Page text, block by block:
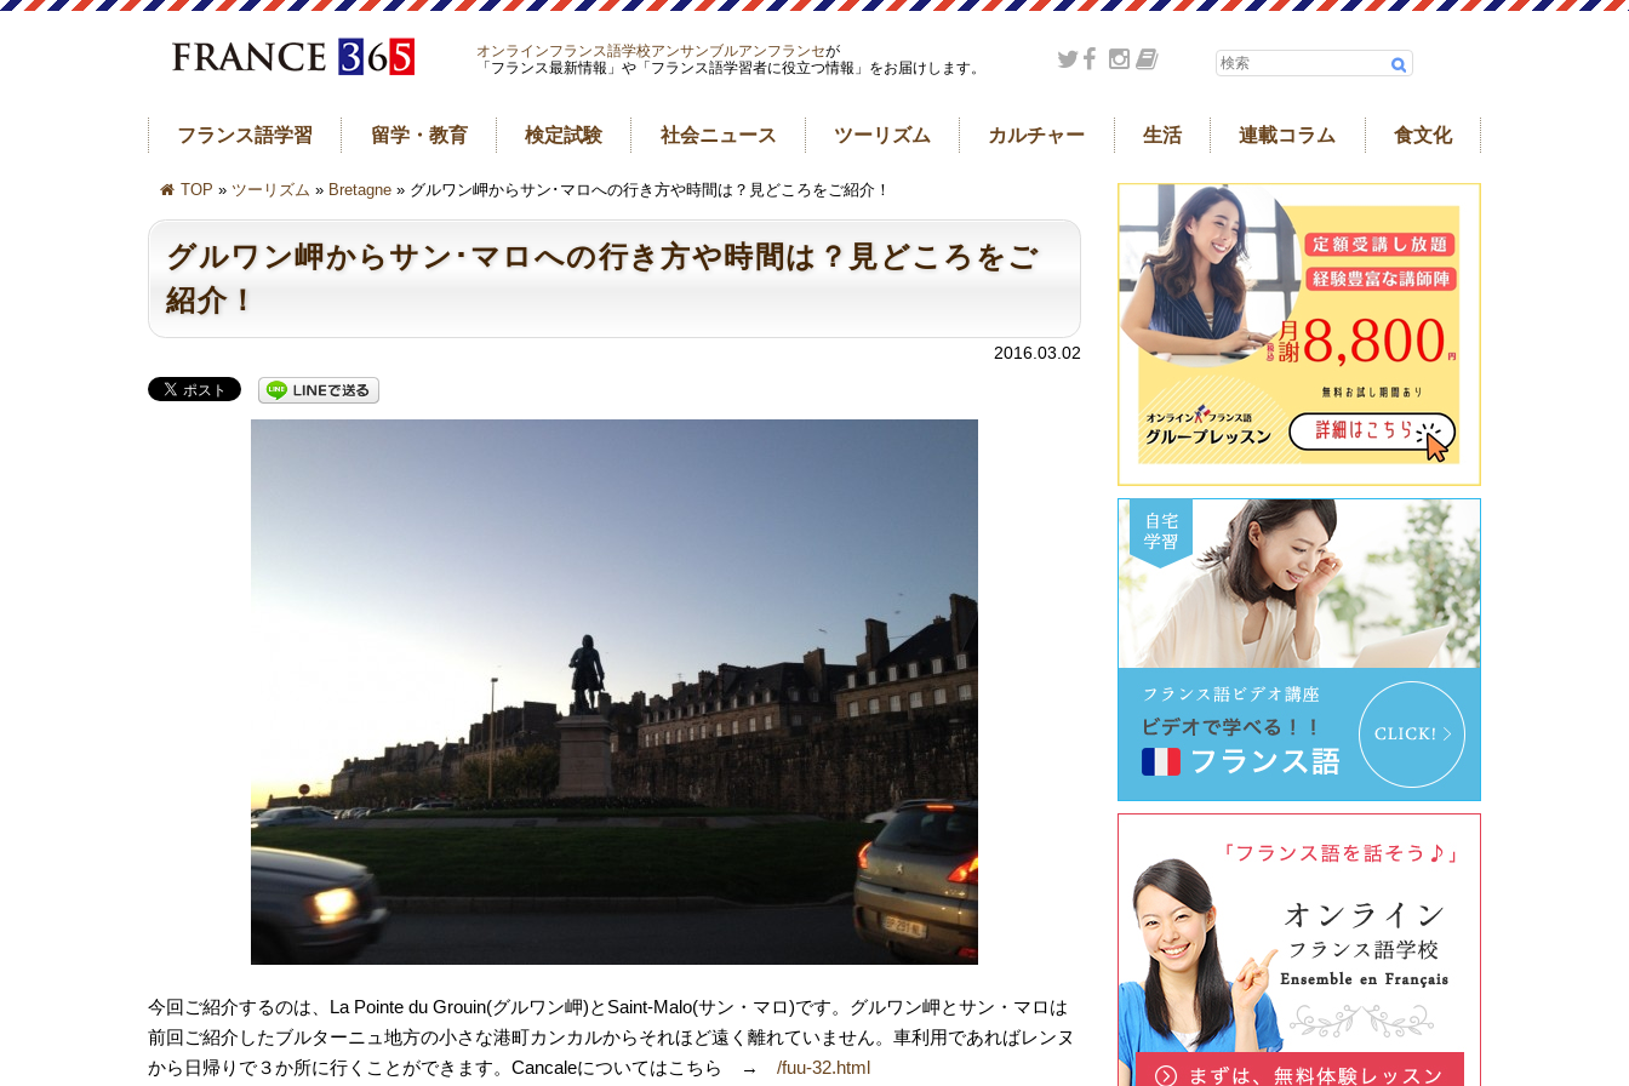
オンラインフランス語学校アンサンブルアンフランセが
「フランス最新情報」や「フランス語学習者に役立つ情報」をお届けします。
フランス語学習 留学・教育 検定試験 社会ニュース ツーリズム カルチャー 生活 連載コラム 食文化
TOP » ツーリズム » Bretagne » グルワン岬からサン･マロへの行き方や時間は？見どころをご紹介！
グルワン岬からサン･マロへの行き方や時間は？見どころをご
紹介！
2016.03.02
今回ご紹介するのは、La Pointe du Grouin(グルワン岬)とSaint-Malo(サン・マロ)です。グルワン岬とサン・マロは
前回ご紹介したブルターニュ地方の小さな港町カンカルからそれほど遠く離れていません。車利用であればレンヌ
から日帰りで３か所に行くことができます。Cancaleについてはこちら → /fuu-32.html